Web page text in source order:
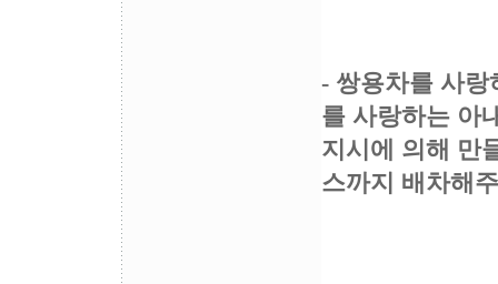
- 쌍용차를 사랑
를 사랑하는 아
지시에 의해 만
스까지 배차해